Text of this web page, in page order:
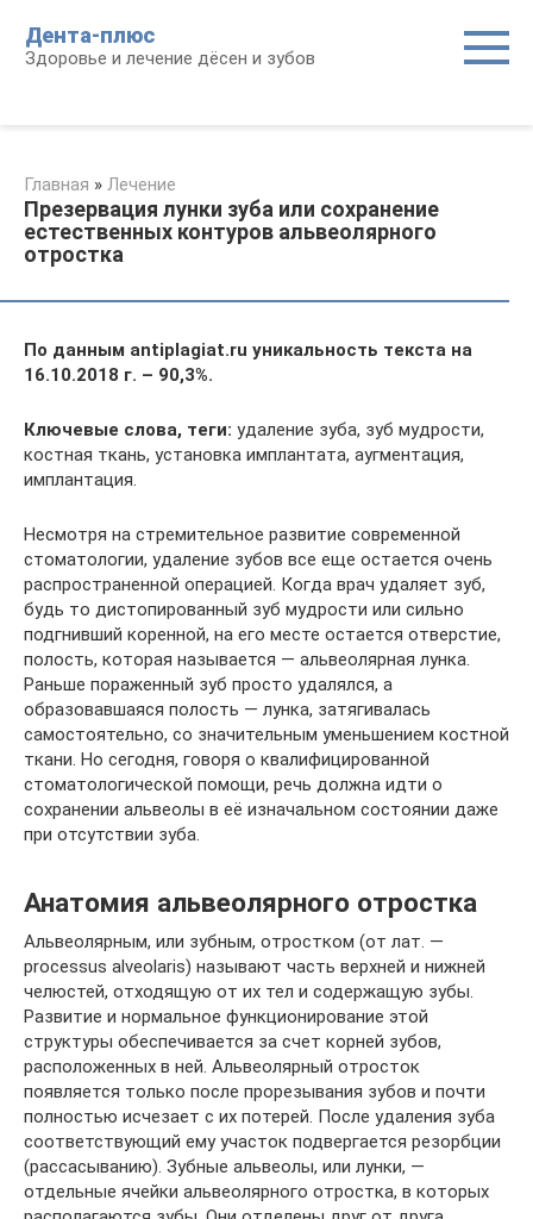
контенту
Дента-плюс
Здоровье и лечение дёсен и зубов
Главная » Лечение
Презервация лунки зуба или сохранение
естественных контуров альвеолярного
отростка
По данным antiplagiat.ru уникальность текста на
16.10.2018 г. – 90,3%.
Ключевые слова, теги: удаление зуба, зуб мудрости,
костная ткань, установка имплантата, аугментация,
имплантация.
Несмотря на стремительное развитие современной
стоматологии, удаление зубов все еще остается очень
распространенной операцией. Когда врач удаляет зуб,
будь то дистопированный зуб мудрости или сильно
подгнивший коренной, на его месте остается отверстие,
полость, которая называется — альвеолярная лунка.
Раньше пораженный зуб просто удалялся, а
образовавшаяся полость — лунка, затягивалась
самостоятельно, со значительным уменьшением костной
ткани. Но сегодня, говоря о квалифицированной
стоматологической помощи, речь должна идти о
сохранении альвеолы в её изначальном состоянии даже
при отсутствии зуба.
Анатомия альвеолярного отростка
Альвеолярным, или зубным, отростком (от лат. —
processus alveolaris) называют часть верхней и нижней
челюстей, отходящую от их тел и содержащую зубы.
Развитие и нормальное функционирование этой
структуры обеспечивается за счет корней зубов,
расположенных в ней. Альвеолярный отросток
появляется только после прорезывания зубов и почти
полностью исчезает с их потерей. После удаления зуба
соответствующий ему участок подвергается резорбции
(рассасыванию). Зубные альвеолы, или лунки, —
отдельные ячейки альвеолярного отростка, в которых